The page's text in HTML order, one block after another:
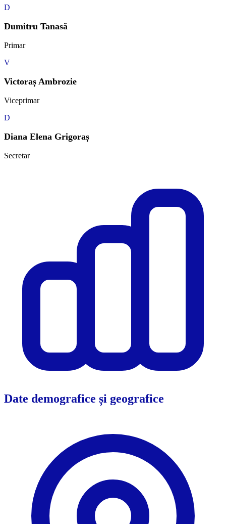
D
Dumitru Tanasă
Primar
V
Victoraș Ambrozie
Viceprimar
D
Diana Elena Grigoraș
Secretar
Date demografice și geografice